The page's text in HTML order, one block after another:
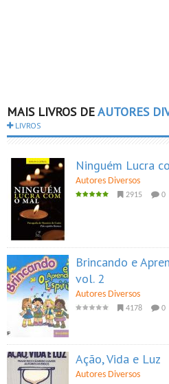
MAIS LIVROS DEAUTORES
LIVROS
Ninguém Lucra
Autores Diversos
2915 0
Brincando e
vol. 2
Autores Diversos
4178 0
Ação, Vida e Luz
Autores Diversos